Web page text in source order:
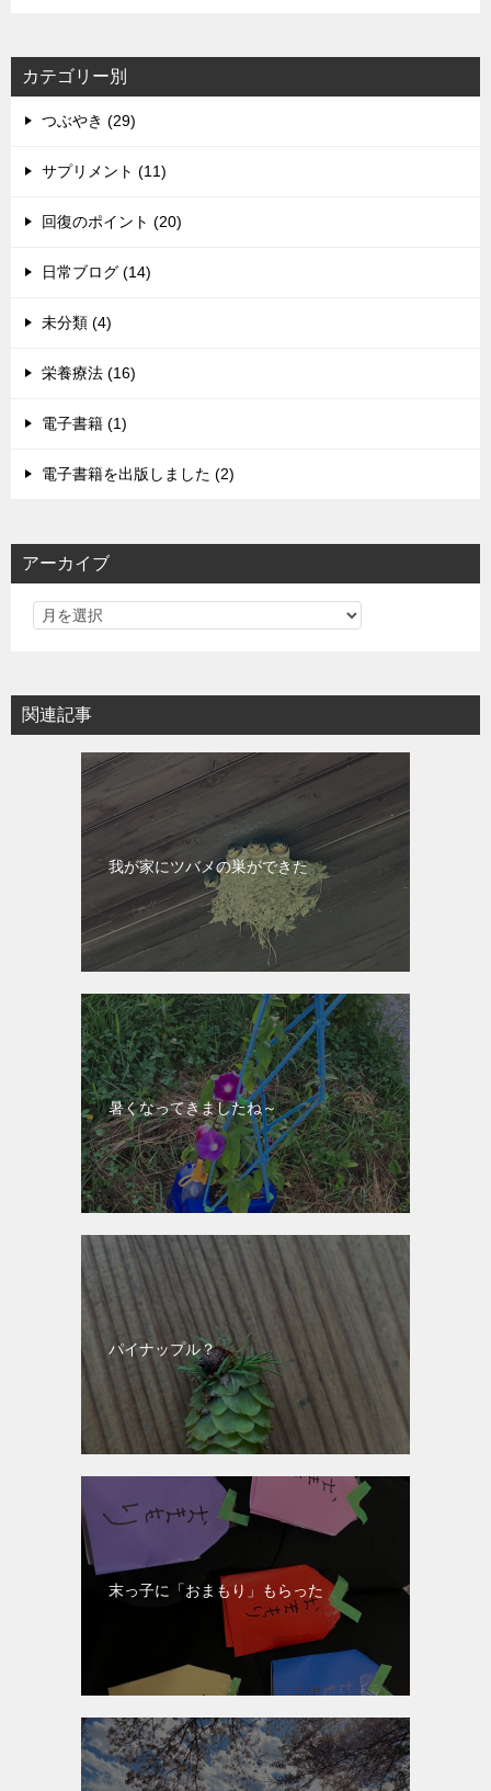
カテゴリー別
つぶやき (29)
サプリメント (11)
回復のポイント (20)
日常ブログ (14)
未分類 (4)
栄養療法 (16)
電子書籍 (1)
電子書籍を出版しました (2)
アーカイブ
関連記事
我が家にツバメの巣ができた
暑くなってきましたね～
パイナップル？
末っ子に「おまもり」もらった